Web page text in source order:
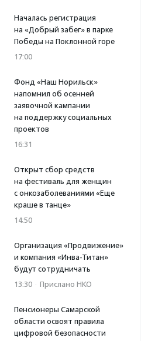
Началась регистрация
на «Добрый забег» в парке
Победы на Поклонной горе
17:00
Фонд «Наш Норильск»
напомнил об осенней
заявочной кампании
на поддержку социальных
проектов
16:31
Открыт сбор средств
на фестиваль для женщин
с онкозаболеваниями «Еще
краше в танце»
14:50
Организация «Продвижение»
и компания «Инва-Титан»
будут сотрудничать
13:30 · Прислано НКО
Пенсионеры Самарской
области освоят правила
цифровой безопасности